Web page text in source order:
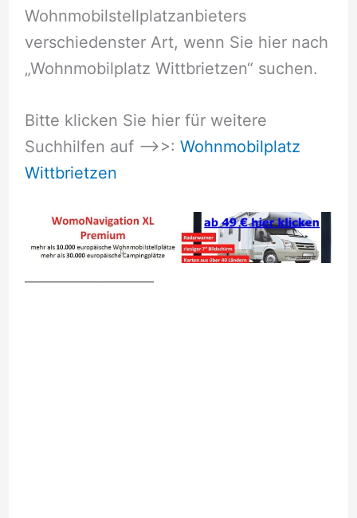
Wohnmobilstellplatzanbieters
verschiedenster Art, wenn Sie hier nach
„Wohnmobilplatz Wittbrietzen“ suchen.
Bitte klicken Sie hier für weitere
Suchhilfen auf –>>: Wohnmobilplatz
Wittbrietzen